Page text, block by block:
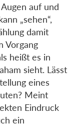
auf und
„sehen“,
damit
Vorgang
heißt es in
sieht. Lässt
eines
Meint
Eindruck
ein